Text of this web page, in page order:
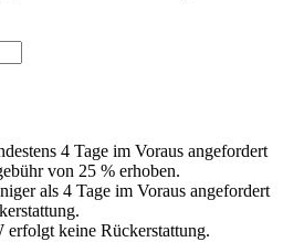
4 Tage im Voraus angefordert
von 25 % erhoben.
als 4 Tage im Voraus angefordert
keine Rückerstattung.